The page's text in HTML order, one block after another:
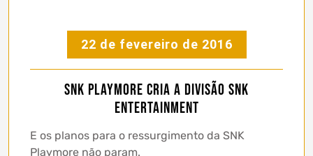
22 de fevereiro de 2016
SNK Playmore cria a divisão SNK
Entertainment
E os planos para o ressurgimento da SNK
Playmore não param.